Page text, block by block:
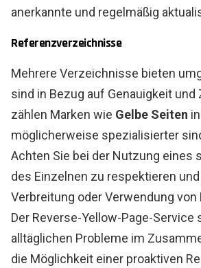
anerkannte und regelmäßig
Referenzverzeichnisse
Mehrere Verzeichnisse bieten
sind in Bezug auf Genauigkeit
zählen Marken wie Gelbe Seiten
möglicherweise spezialisierter
Achten Sie bei der Nutzung eines
des Einzelnen zu respektieren
Verbreitung oder Verwendung
Der Reverse-Yellow-Page-
alltäglichen Probleme im
die Möglichkeit einer proaktiven